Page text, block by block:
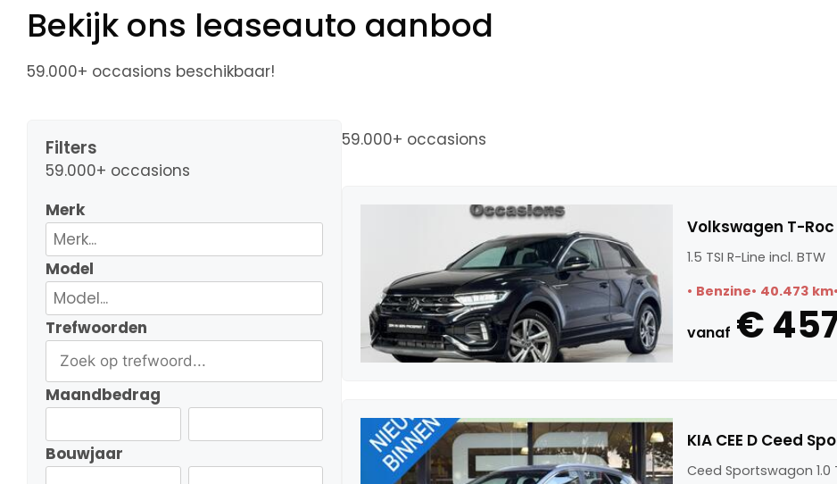
Bekijk ons leaseauto aanbod
59.000+ occasions beschikbaar!
Filters
59.000+ occasions
Merk
Model
Trefwoorden
Maandbedrag
Bouwjaar
59.000+ occasions
Volkswagen T-Roc
1.5 TSI R-Line incl. BTW
Benzine 40.473 km
vanaf €
KIA CEE D Ceed
Ceed Sportswagon 1.0